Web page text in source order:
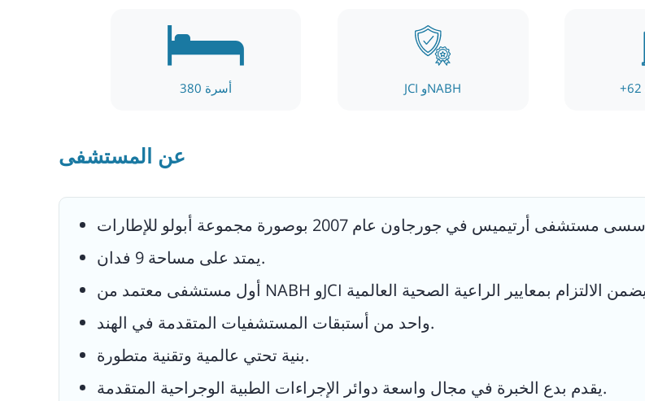
داخل البلد وخارجه.
بيئة محببة تركز على المريض مركزة بالتراأس
380 أسرة JCI وNABH +62
عن المستشفى
يمتد على مساحة 9 فدان.
واحد من أستبقات المستشفيات المتقدمة في الهند.
بنية تحتي عالمية وتقنية متطورة.
يقدم بدع الخبرة في مجال واسعة دوائر الإجراءات الطبية الوجراحية المتقدمة.